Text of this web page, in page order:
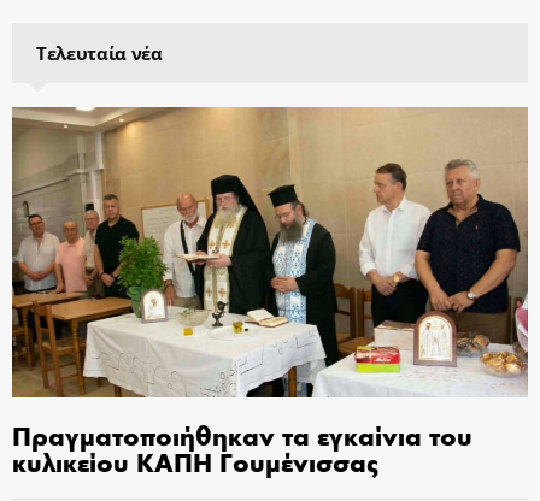
Τελευταία νέα
Πραγματοποιήθηκαν τα εγκαίνια του
κυλικείου ΚΑΠΗ Γουμένισσας